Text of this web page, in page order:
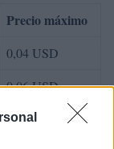
Precio máximo
0,04 USD
0,06 USD
0,10$